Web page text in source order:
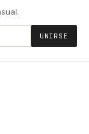
UNIRSE